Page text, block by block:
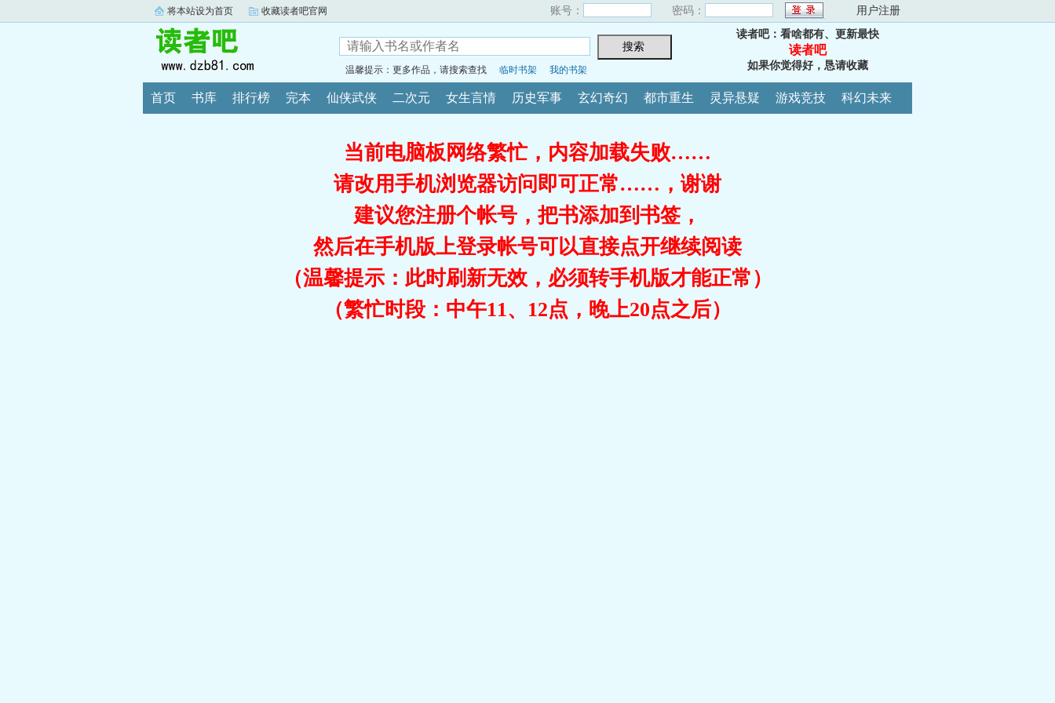
将本站设为首页 收藏读者吧官网 账号： 密码： 用户注册
温馨提示：更多作品，请搜索查找 临时书架 我的书架
读者吧：看啥都有、更新最快
读者吧
如果你觉得好，恳请收藏
首页 书库 排行榜 完本 仙侠武侠 二次元 女生言情 历史军事 玄幻奇幻 都市重生 灵异悬疑 游戏竞技 科幻未来
当前电脑板网络繁忙，内容加载失败……
请改用手机浏览器访问即可正常……，谢谢
建议您注册个帐号，把书添加到书签，
然后在手机版上登录帐号可以直接点开继续阅读
（温馨提示：此时刷新无效，必须转手机版才能正常）
（繁忙时段：中午11、12点，晚上20点之后）